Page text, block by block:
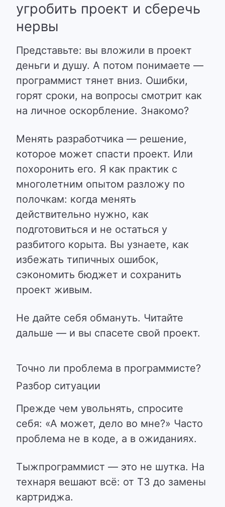
угробить проект и сберечь
нервы
Представьте: вы вложили в проект
деньги и душу. А потом понимаете —
программист тянет вниз. Ошибки,
горят сроки, на вопросы смотрит как
на личное оскорбление. Знакомо?
Менять разработчика — решение,
которое может спасти проект. Или
похоронить его. Я как практик с
многолетним опытом разложу по
полочкам: когда менять
действительно нужно, как
подготовиться и не остаться у
разбитого корыта. Вы узнаете, как
избежать типичных ошибок,
сэкономить бюджет и сохранить
проект живым.
Не дайте себя обмануть. Читайте
дальше — и вы спасете свой проект.
Точно ли проблема в программисте?
Разбор ситуации
Прежде чем увольнять, спросите
себя: «А может, дело во мне?» Часто
проблема не в коде, а в ожиданиях.
Тыжпрограммист — это не шутка. На
технаря вешают всё: от ТЗ до замены
картриджа.